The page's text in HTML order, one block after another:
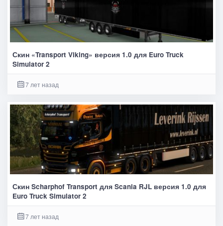
Скин «Transport Viking» версия 1.0 для Euro Truck
Simulator 2
7 лет назад
Скин Scharphof Transport для Scania RJL версия 1.0 для
Euro Truck Simulator 2
7 лет назад